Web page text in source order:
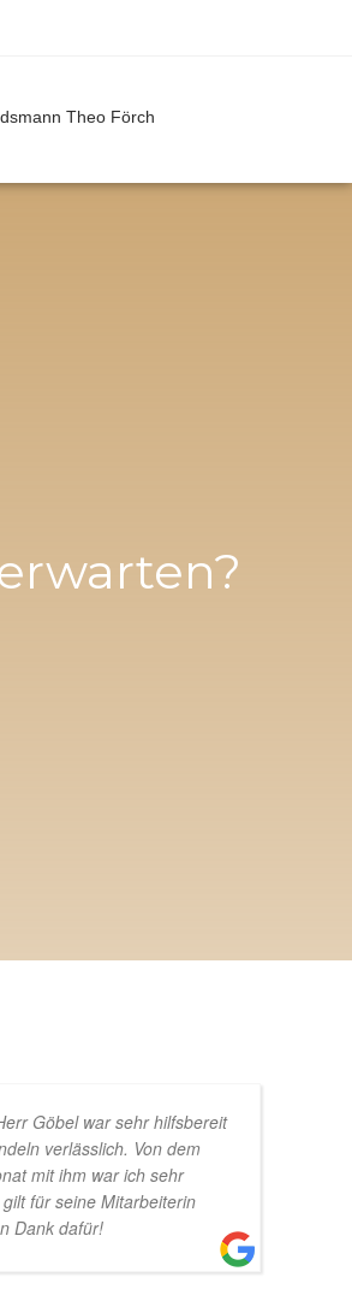
Theo Förch
Göbel war sehr hilfsbereit
verlässlich. Von dem
mit ihm war ich sehr
für seine Mitarbeiterin
Dank dafür!